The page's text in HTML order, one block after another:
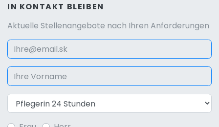
IN KONTAKT BLEIBEN
Aktuelle Stellenangebote nach Ihren Anforderungen